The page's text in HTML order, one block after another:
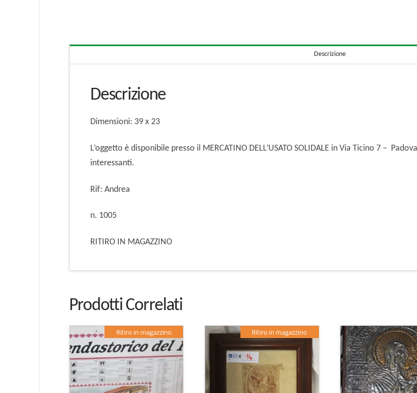
Descrizione
Descrizione
Dimensioni: 39 x 23
L’oggetto è disponibile presso il MERCATINO DELL’USATO SOLIDALE in Via Ticino 7 –
interessanti.
Rif: Andrea
n. 1005
RITIRO IN MAGAZZINO
Prodotti Correlati
Ritiro in magazzino Ritiro in magazzino